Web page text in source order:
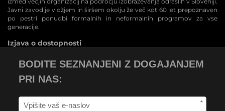
Javni zavod je v ožjem in širšem okolju že več kot 60 let prepoznaven
po pestri ponudbi formalnih in neformalnih programov za vse
generacije.
Izjava o dostopnosti
BODITE SEZNANJENI Z DOGAJANJEM
PRI NAS:
*